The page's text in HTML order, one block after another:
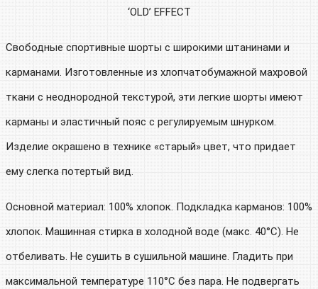
‘OLD’ EFFECT
Свободные спортивные шорты с широкими штанинами и
карманами. Изготовленные из хлопчатобумажной махровой
ткани с неоднородной текстурой, эти легкие шорты имеют
карманы и эластичный пояс с регулируемым шнурком.
Изделие окрашено в технике «старый» цвет, что придает
ему слегка потертый вид.
Основной материал: 100% хлопок. Подкладка карманов: 100%
хлопок. Машинная стирка в холодной воде (макс. 40°C). Не
отбеливать. Не сушить в сушильной машине. Гладить при
максимальной температуре 110°C без пара. Не подвергать